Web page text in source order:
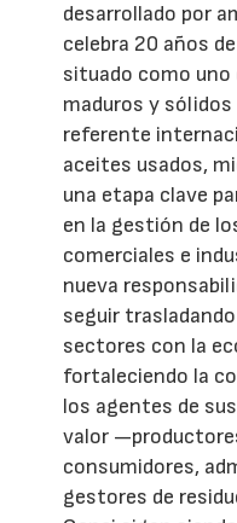
desarrollado por
celebra 20 años
situado como uno
maduros y
referente
aceites usados,
una etapa clave
en la gestión de
comerciales e
nueva
seguir
sectores con la
fortaleciendo la
los agentes de
valor
consumidores,
gestores de